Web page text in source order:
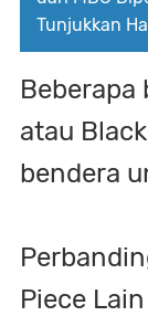
Tunjukkan
Beberapa
atau
bendera
Piece Lain